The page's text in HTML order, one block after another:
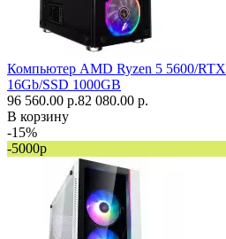
Компьютер AMD Ryzen 5 5600/
16Gb/SSD 1000GB
96 560.00 р.82 080.00 р.
В корзину
-15%
-5000р